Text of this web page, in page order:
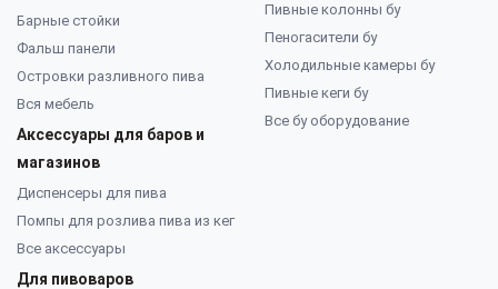
Барные стойки
Фальш панели
Островки разливного пива
Вся мебель
Аксессуары для баров и
магазинов
Диспенсеры для пива
Помпы для розлива пива из кег
Все аксессуары
Для пивоваров
Пивные колонны бу
Пеногасители бу
Холодильные камеры бу
Пивные кеги бу
Все бу оборудование